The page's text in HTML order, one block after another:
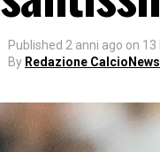
Published 2 anni ago on 13
By Redazione